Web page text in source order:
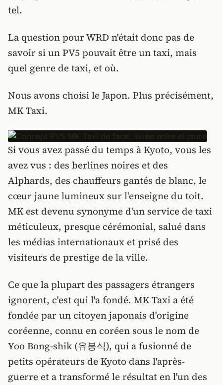
tel.
La question pour WRD n'était donc pas de
savoir si un PV5 pouvait être un taxi, mais
quel genre de taxi, et où.
Nous avons choisi le Japon. Plus précisément,
MK Taxi.
Si vous avez passé du temps à Kyoto, vous les
avez vus : des berlines noires et des
Alphards, des chauffeurs gantés de blanc, le
cœur jaune lumineux sur l'enseigne du toit.
MK est devenu synonyme d'un service de taxi
méticuleux, presque cérémonial, salué dans
les médias internationaux et prisé des
visiteurs de prestige de la ville.
Ce que la plupart des passagers étrangers
ignorent, c'est qui l'a fondé. MK Taxi a été
fondée par un citoyen japonais d'origine
coréenne, connu en coréen sous le nom de
Yoo Bong-shik (유봉식), qui a fusionné de
petits opérateurs de Kyoto dans l'après-
guerre et a transformé le résultat en l'un des